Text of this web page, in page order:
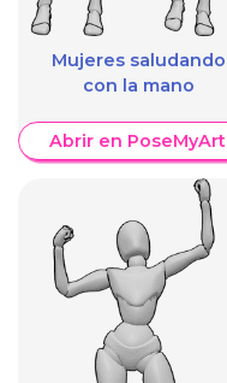
Mujeres saludando
con la mano
Abrir en PoseMyArt